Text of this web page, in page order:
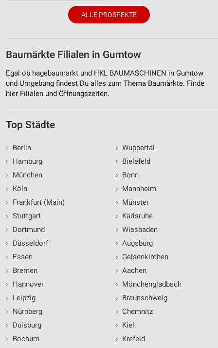
ALLE PROSPEKTE
Baumärkte Filialen in Gumtow
Egal ob hagebaumarkt und HKL BAUMASCHINEN in Gumtow
und Umgebung findest Du alles zum Thema Baumärkte. Finde
hier Filialen und Öffnungszeiten.
Top Städte
›
Berlin
›
Hamburg
›
München
›
Köln
›
Frankfurt (Main)
› Stuttgart
›
Dortmund
›
Düsseldorf
›
Essen
›
Bremen
›
Hannover
›
Leipzig
›
Nürnberg
›
Duisburg
›
Bochum
› Wuppertal
› Bielefeld
› Bonn
› Mannheim
› Münster
› Karlsruhe
› Wiesbaden
› Augsburg
› Gelsenkirchen
› Aachen
› Mönchengladbach
› Braunschweig
› Chemnitz
› Kiel
› Krefeld